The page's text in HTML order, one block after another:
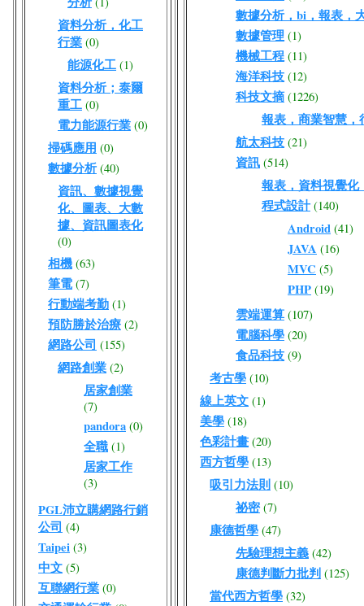
資料分析，化工
行業 (0)
能源化工 (1)
資料分析；泰爾
重工 (0)
電力能源行業 (0)
掃碼應用 (0)
數據分析 (40)
資訊、數據視覺
化、圖表、大數
據、資訊圖表化
(0)
相機 (63)
筆電 (7)
行動端考勤 (1)
預防勝於治療 (2)
網路公司 (155)
網路創業 (2)
居家創業
(7)
pandora (0)
全職 (1)
居家工作
(3)
PGL沛立購網路行銷
公司 (4)
Taipei (3)
中文 (5)
互聯網行業 (0)
數據分析，bi，報表，
數據管理 (1)
機械工程 (11)
海洋科技 (12)
科技文摘 (1226)
報表，商業智慧，
航太科技 (21)
資訊 (514)
報表，資料視覺
程式設計 (140)
Android (41)
JAVA (16)
MVC (5)
PHP (19)
雲端運算 (107)
電腦科學 (20)
食品科技 (9)
考古學 (10)
線上英文 (1)
美學 (18)
色彩計畫 (20)
西方哲學 (13)
吸引力法則 (10)
祕密 (7)
康德哲學 (47)
先驗理想主義 (42)
康德判斷力批判 (125)
當代西方哲學 (32)